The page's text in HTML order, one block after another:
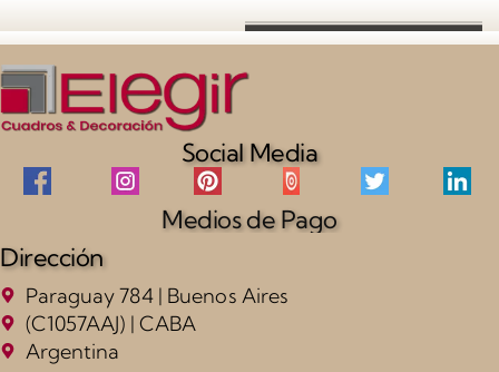
Social Media
Medios de Pago
Dirección
Paraguay 784 | Buenos Aires
(C1057AAJ) | CABA
Argentina